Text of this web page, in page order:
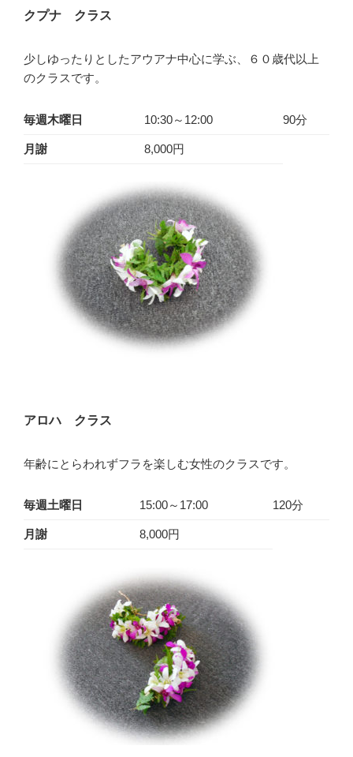
クプナ クラス
少しゆったりとしたアウアナ中心に学ぶ、６０歳代以上
のクラスです。
毎週木曜日 10:30～12:00 90分
月謝 8,000円
アロハ クラス
年齢にとらわれずフラを楽しむ女性のクラスです。
毎週土曜日 15:00～17:00 120分
月謝 8,000円